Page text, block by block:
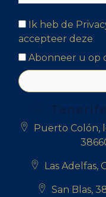
Ik heb de
accepteer deze
Abonneer u op
Puerto Colón,
Las Adelfas,
San Blas,